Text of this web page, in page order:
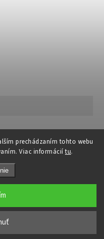
prechádzaním tohto webu
Viac informácií tu.
. Všetky práva vyhradené.
Shoptak.cz